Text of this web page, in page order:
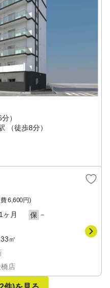
）
（徒歩8分）
費6,600円)
1ヶ月 保 －
㎡
店